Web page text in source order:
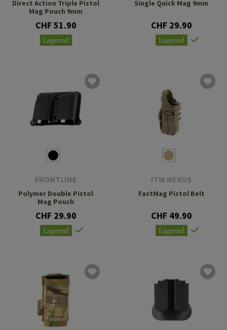
Direct Action Triple Pistol
Mag Pouch 9mm
CHF 51.90
Lagernd
Single Quick Mag 9mm
CHF 29.90
Lagernd
FRONTLINE
Polymer Double Pistol
Mag Pouch
CHF 29.90
Lagernd
ITW NEXUS
FastMag Pistol Belt
CHF 49.90
Lagernd